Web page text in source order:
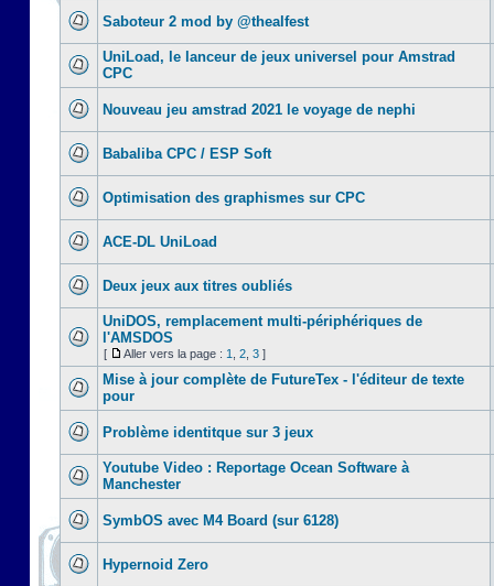
Saboteur 2 mod by @thealfest
UniLoad, le lanceur de jeux universel pour Amstrad
CPC
Nouveau jeu amstrad 2021 le voyage de nephi
Babaliba CPC / ESP Soft
Optimisation des graphismes sur CPC
ACE-DL UniLoad
Deux jeux aux titres oubliés
UniDOS, remplacement multi-périphériques de
l'AMSDOS
[ Aller vers la page : 1 2 3 ]
Mise à jour complète de FutureTex - l'éditeur de texte
pour
Problème identitque sur 3 jeux
Youtube Video : Reportage Ocean Software à
Manchester
SymbOS avec M4 Board (sur 6128)
Hypernoid Zero